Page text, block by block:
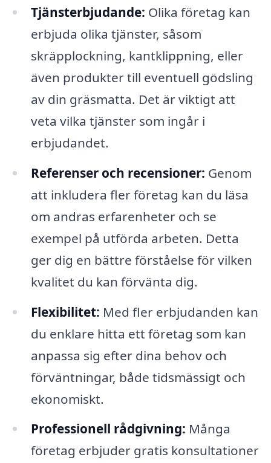
Tjänsterbjudande: Olika företag kan
erbjuda olika tjänster, såsom
skräpplockning, kantklippning, eller
även produkter till eventuell gödsling
av din gräsmatta. Det är viktigt att
veta vilka tjänster som ingår i
erbjudandet.
Referenser och recensioner: Genom
att inkludera fler företag kan du läsa
om andras erfarenheter och se
exempel på utförda arbeten. Detta
ger dig en bättre förståelse för vilken
kvalitet du kan förvänta dig.
Flexibilitet: Med fler erbjudanden kan
du enklare hitta ett företag som kan
anpassa sig efter dina behov och
förväntningar, både tidsmässigt och
ekonomiskt.
Professionell rådgivning: Många
företag erbjuder gratis konsultationer